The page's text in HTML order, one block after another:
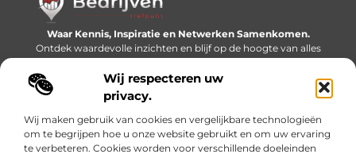
Wij respecteren uw
privacy.
Wij maken gebruik van cookies en vergelijkbare technologieën
om te begrijpen hoe u onze website gebruikt en om uw ervaring
te verbeteren. Cookies worden voor verschillende doeleinden
Waar Kennis, Inspiratie en Netwerken Samenkomen.
Ontdek waardevolle inzichten en blijf op de hoogte van alles
wat er speelt in de wereld.
Bericht categorie